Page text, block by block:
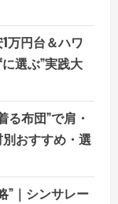
万円台＆ハワ
選ぶ”実践大
布団”で肩・
おすすめ・選
”｜シンサレー